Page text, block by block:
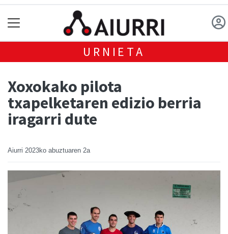
URNIETA
Xoxokako pilota
txapelketaren edizio berria
iragarri dute
Aiurri 2023ko abuztuaren 2a